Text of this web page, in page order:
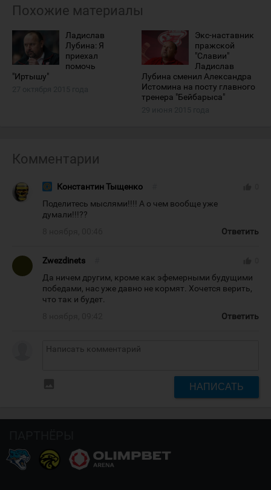
Похожие материалы
Ладислав
Лубина: Я
приехал
помочь
"Иртышу"
Экс-наставник
пражской
"Славии"
Ладислав
Лубина сменил Александра
Истомина на посту главного
тренера "Бейбарыса"
Комментарии
Константин Тыщенко
Поделитесь мыслями!!!! А о чем вообще уже
думали!!!??
Ответить
Zwezdinets
Да ничем другим, кроме как эфемерными будущими
победами, нас уже давно не кормят. Хочется верить,
что так и будет.
Ответить
НАПИСАТЬ